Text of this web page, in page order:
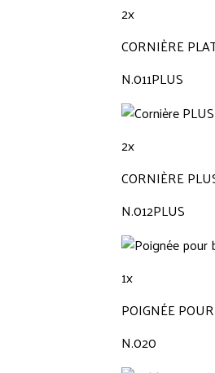
2x
CORNIÈRE
N.011PLUS
2x
CORNIÈRE
N.012PLUS
1x
POIGNÉE
N.020